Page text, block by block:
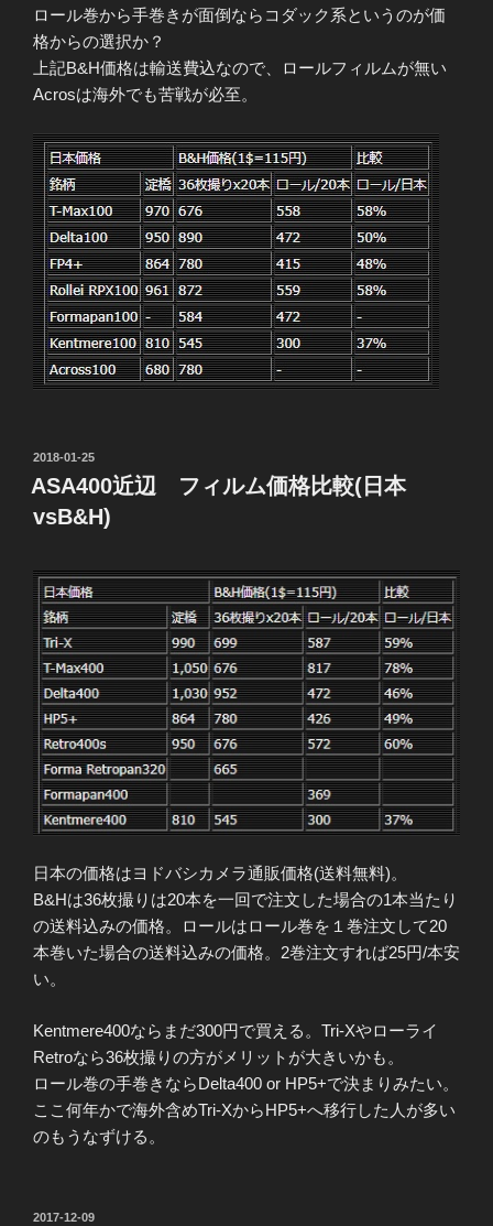
ロール巻から手巻きが面倒ならコダック系というのが価
格からの選択か？
上記B&H価格は輸送費込なので、ロールフィルムが無い
Acrosは海外でも苦戦が必至。
投
稿
日:
2018-01-25
ASA400近辺 フィルム価格比較(日本
vsB&H)
日本の価格はヨドバシカメラ通販価格(送料無料)。
B&Hは36枚撮りは20本を一回で注文した場合の1本当たり
の送料込みの価格。ロールはロール巻を１巻注文して20
本巻いた場合の送料込みの価格。2巻注文すれば25円/本安
い。
Kentmere400ならまだ300円で買える。Tri-Xやローライ
Retroなら36枚撮りの方がメリットが大きいかも。
ロール巻の手巻きならDelta400 or HP5+で決まりみたい。
ここ何年かで海外含めTri-XからHP5+へ移行した人が多い
のもうなずける。
投
2017-12-09